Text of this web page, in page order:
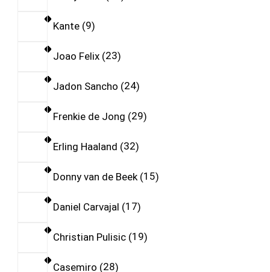
Kante 9
Joao Felix 23
Jadon Sancho 24
Frenkie de Jong 29
Erling Haaland 32
Donny van de Beek 15
Daniel Carvajal 17
Christian Pulisic 19
Casemiro 28